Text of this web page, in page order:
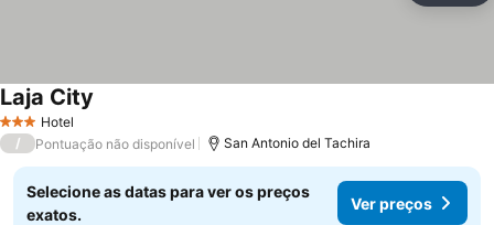
3 EstrelasHotel
Laja City
/ Pontuação não disponível San Antonio del Tachira
Selecione as datas para ver os preços
exatos.
Ver preços